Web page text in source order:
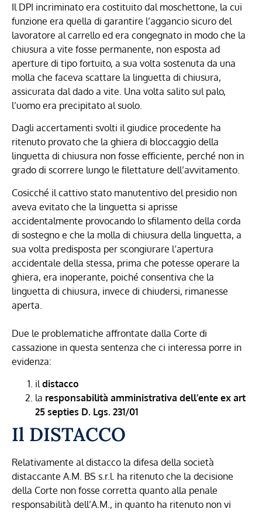
Il DPI incriminato era costituito dal moschettone, la cui
funzione era quella di garantire l’aggancio sicuro del
lavoratore al carrello ed era congegnato in modo che la
chiusura a vite fosse permanente, non esposta ad
aperture di tipo fortuito, a sua volta sostenuta da una
molla che faceva scattare la linguetta di chiusura,
assicurata dal dado a vite. Una volta salito sul palo,
l’uomo era precipitato al suolo.
Dagli accertamenti svolti il giudice procedente ha
ritenuto provato che la ghiera di bloccaggio della
linguetta di chiusura non fosse efficiente, perché non in
grado di scorrere lungo le filettature dell’avvitamento.
Cosicché il cattivo stato manutentivo del presidio non
aveva evitato che la linguetta si aprisse
accidentalmente provocando lo sfilamento della corda
di sostegno e che la molla di chiusura della linguetta, a
sua volta predisposta per scongiurare l’apertura
accidentale della stessa, prima che potesse operare la
ghiera, era inoperante, poiché consentiva che la
linguetta di chiusura, invece di chiudersi, rimanesse
aperta.
Due le problematiche affrontate dalla Corte di
cassazione in questa sentenza che ci interessa porre in
evidenza:
ildistacco
la responsabilità amministrativa dell’ente ex art
25 septies D. Lgs. 231/01
Il DISTACCO
Relativamente al distacco la difesa della società
distaccante A.M. BS s.r.l. ha ritenuto che la decisione
della Corte non fosse corretta quanto alla penale
responsabilità dell’A.M., in quanto ha ritenuto non vi